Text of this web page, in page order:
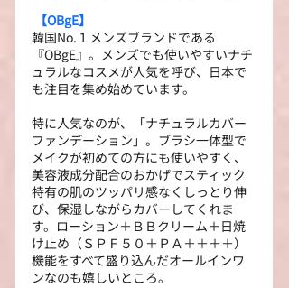
【OBgE】
韓国No.１メンズブランドである
『OBgE』。メンズでも使いやすいナチ
ュラルなコスメが人気を呼び、日本で
も注目を集め始めています。
特に人気なのが、「ナチュラルカバー
ファンデーション」。ブラシ一体型で
メイクが初めての方にも使いやすく、
美容液成分配合のおかげでスティック
特有の肌のツッパリ感なくしっとり伸
び、保湿しながらカバーしてくれま
す。ローション＋ＢＢクリーム＋日焼
け止め（ＳＰＦ５０＋ＰＡ＋＋＋＋）
機能をすべて盛り込んだオールインワ
ンなのも嬉しいところ。